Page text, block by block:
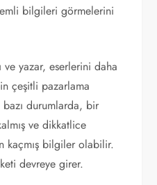
bilgileri görmelerini
ve yazar, eserlerini daha
çeşitli pazarlama
durumlarda, bir
ve dikkatlice
kaçmış bilgiler olabilir.
devreye girer.